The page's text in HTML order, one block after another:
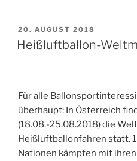
VERÖFFENTLICHT
AM
20. AUGUST 2018
Heißluftballon-
Für alle
überhaupt: In Österreich
(18.08.-25.08.2018) die
Heißluftballonfahren statt.
Nationen kämpfen mit